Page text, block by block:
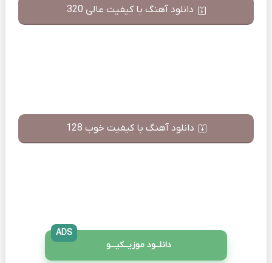
دانلود آهنگ با کیفیت عالی 320
دانلود آهنگ با کیفیت خوب 128
دانلــود موزیــکیـــو
ADS